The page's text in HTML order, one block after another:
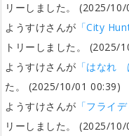
リーしました。 (2025/
ようすけさんが 「City
トリーしました。 (2025/
ようすけさんが 「はなれ
た。 (2025/10/01 00:39)
ようすけさんが 「フライ
リーしました。 (2025/